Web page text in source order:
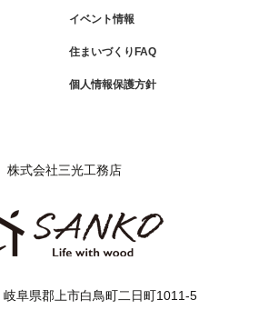
イベント情報
住まいづくりFAQ
個人情報保護方針
株式会社三光工務店
阜県郡上市白鳥町二日町1011-5